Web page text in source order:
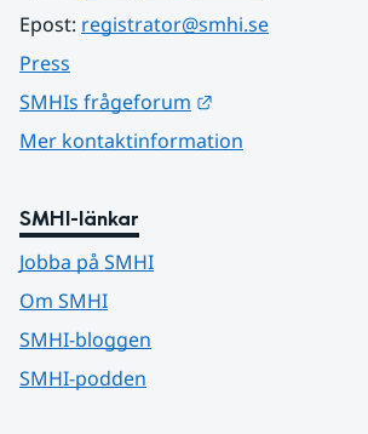
Epost: registrator@smhi.se
Press
SMHIs frågeforum
Mer kontaktinformation
SMHI-länkar
Jobba på SMHI
Om SMHI
SMHI-bloggen
SMHI-podden